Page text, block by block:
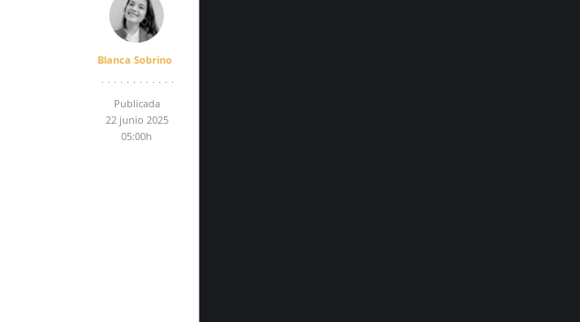
Blanca Sobrino
Publicada
22 junio 2025
05:00h